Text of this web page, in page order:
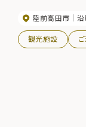
陸前高田市 沿
観光施設